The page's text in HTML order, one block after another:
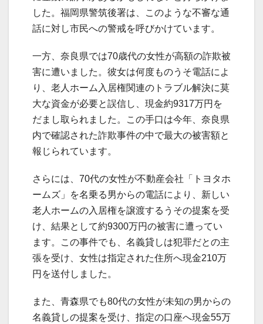
した。福岡県警筑後署は、このような不審な通
話に対し市民への警戒を呼びかけています。
一方、奈良県では70歳代の女性が高額の詐欺被
害に遭いました。彼女は何度ものうそ電話によ
り、老人ホーム入居権関連のトラブル解決に莫
大な資金が必要と誤信し、現金約9317万円を
だまし取られました。この手口は今年、奈良県
内で確認された詐欺事件の中で最大の被害額と
報じられています。
さらには、70代の女性が不動産会社「トヨタホ
ームズ」を名乗る男からの電話により、新しい
老人ホームの入居権を譲渡するうその提案を受
け、結果として約9300万円の被害に遭ってい
ます。この事件でも、名義貸しは犯罪だとの主
張を受け、女性は指定された住所へ現金210万
円を送付しました。
また、青森県でも80代の女性が未知の男からの
名義貸しの提案を受け、指定の口座へ現金55万